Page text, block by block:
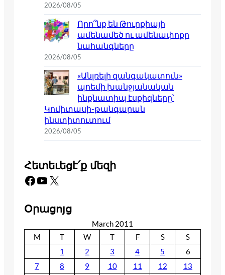
2026/08/05
Որո՞նք են Թուրքիայի
ամենամեծ ու ամենափոքր
նահանգները
2026/08/05
«Անլռելի զանգակատուն»
պոեմի խանջյանական
ինքնատիպ էսքիզները՝
Կոմիտասի-թանգարան
ինստիտուտում
2026/08/05
Հետեւեցէ՛ք մեզի
Facebook YouTube X
Օրացոյց
March 2011
M
T W T F S
S
1
2 3 4 5
6
7
8 9 10 11 12
13